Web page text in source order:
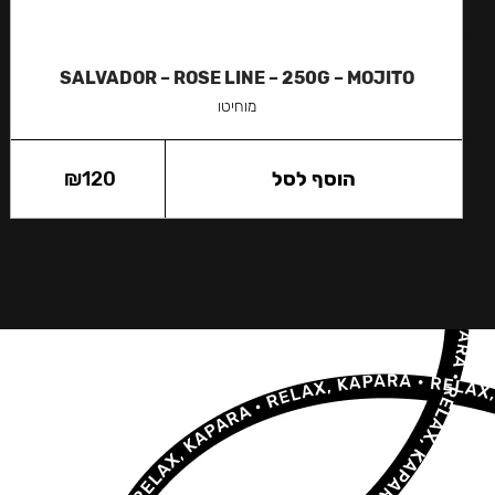
SALVADOR – ROSE LINE – 250G – MOJITO
מוחיטו
₪120 הוסף לסל